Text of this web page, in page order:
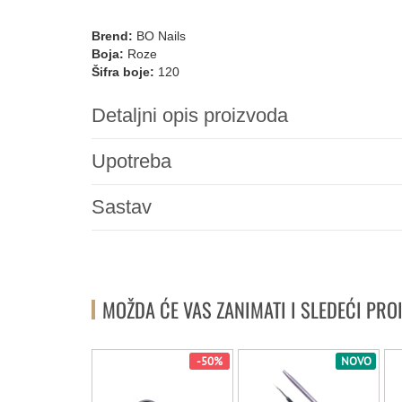
Brend: BO Nails
Boja: Roze
Šifra boje: 120
Detaljni opis proizvoda
Upotreba
Sastav
MOŽDA ĆE VAS ZANIMATI I SLEDEĆI
-50% NOVO